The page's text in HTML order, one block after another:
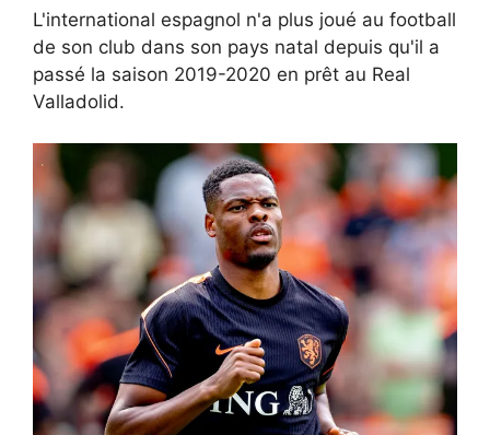
L'international espagnol n'a plus joué au football
de son club dans son pays natal depuis qu'il a
passé la saison 2019-2020 en prêt au Real
Valladolid.